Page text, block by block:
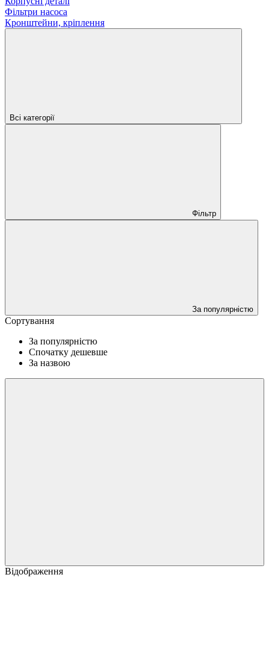
Фільтри насоса
Кронштейни, кріплення
Всі категорії
Фільтр
За популярністю
Сортування
За популярністю
Спочатку дешевше
За назвою
Відображення